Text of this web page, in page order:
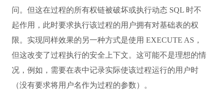
问。但这在过程的所有权链被破坏或执行动态 SQL 时不
起作用，此时要求执行该过程的用户拥有对基础表的权
限。实现同样效果的另一种方式是使用 EXECUTE AS，
但这改变了过程执行的安全上下文。这可能不是理想的情
况，例如，需要在表中记录实际使该过程运行的用户时
（没有要求将用户名作为过程的参数）。